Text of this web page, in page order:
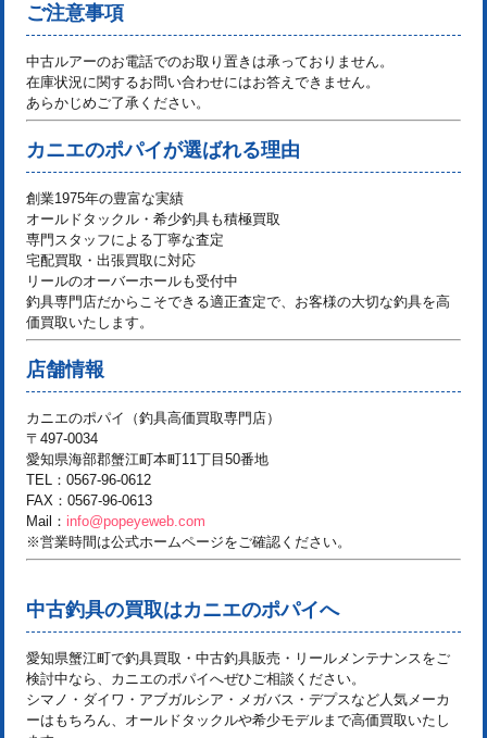
ご注意事項
中古ルアーのお電話でのお取り置きは承っておりません。
在庫状況に関するお問い合わせにはお答えできません。
あらかじめご了承ください。
カニエのポパイが選ばれる理由
創業1975年の豊富な実績
オールドタックル・希少釣具も積極買取
専門スタッフによる丁寧な査定
宅配買取・出張買取に対応
リールのオーバーホールも受付中
釣具専門店だからこそできる適正査定で、お客様の大切な釣具を高
価買取いたします。
店舗情報
カニエのポパイ（釣具高価買取専門店）
〒497-0034
愛知県海部郡蟹江町本町11丁目50番地
TEL：0567-96-0612
FAX：0567-96-0613
Mail： info@popeyeweb.com
※営業時間は公式ホームページをご確認ください。
中古釣具の買取はカニエのポパイへ
愛知県蟹江町で釣具買取・中古釣具販売・リールメンテナンス をご
検討中なら、カニエのポパイへぜひご相談ください。
シマノ・ダイワ・アブガルシア・メガバス・デプスなど人気メーカ
ーはもちろん、オールドタックルや希少モデルまで高価買取いたし